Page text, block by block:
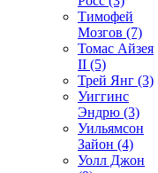
Тимофей
Мозгов (7)
Томас Айзея
II (5)
Трей Янг (3)
Уиггинс
Эндрю (3)
Уильямсон
Зайон (4)
Уолл Джон